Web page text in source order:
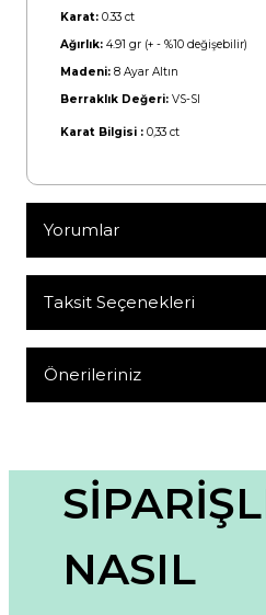
Karat: 0.33 ct
Ağırlık: 4.91 gr (+ - %10 değişebilir)
Madeni: 8 Ayar Altın
Berraklık Değeri: VS-SI
Karat Bilgisi : 0,33 ct
Yorumlar
Bu ürüne ilk
Taksit Seçenekleri
Önerileriniz
Görüş ve önerileriniz için
Ürün resmi kalitesiz, bozuk veya
Ürün açıklamasında eksik bilgiler
NASIL